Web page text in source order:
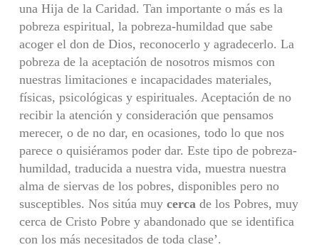
una Hija de la Cari­dad. Tan importante o más es la
pobreza espiritual, la pobreza-humildad que sabe
acoger el don de Dios, reconocerlo y agradecerlo. La
pobreza de la aceptación de nosotros mismos con
nuestras limitaciones e incapacidades materiales,
físicas, psicológicas y espirituales. Aceptación de no
recibir la aten­ción y consideración que pensamos
merecer, o de no dar, en ocasiones, todo lo que nos
parece o quisiéramos poder dar. Este tipo de pobreza-
humildad, traducida a nuestra vida, muestra nuestra
alma de siervas de los pobres, dis­ponibles pero no
susceptibles. Nos sitúa muy cerca de los Pobres, muy
cerca de Cristo Pobre y abandonado que se identifica
con los más necesitados de toda clase’.